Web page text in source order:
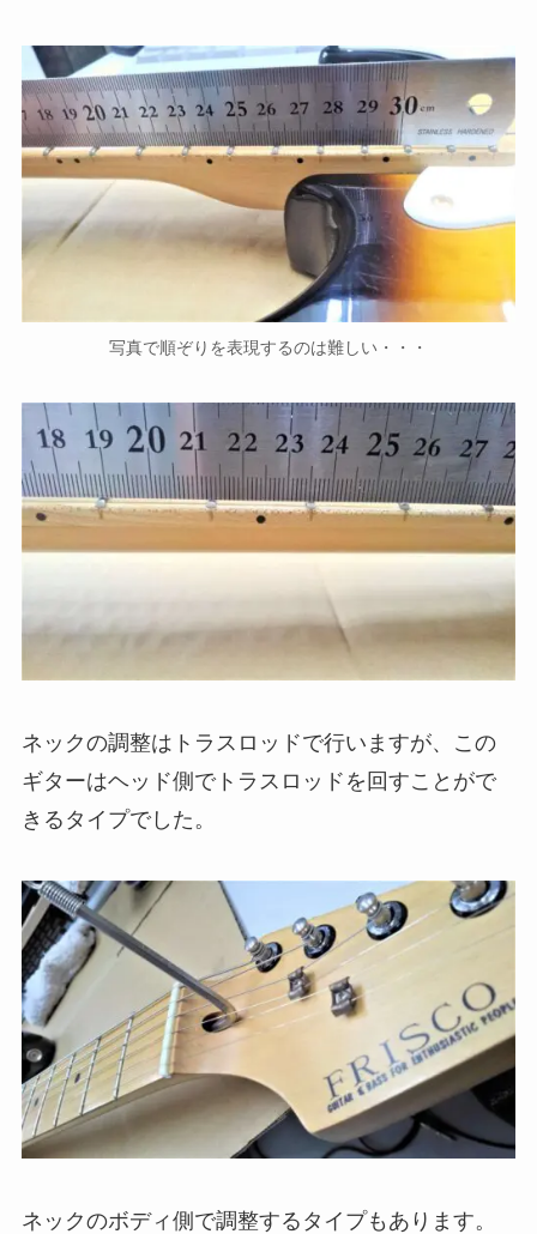
写真で順ぞりを表現するのは難しい・・・
ネックの調整はトラスロッドで行いますが、この
ギターはヘッド側でトラスロッドを回すことがで
きるタイプでした。
ネックのボディ側で調整するタイプもあります。